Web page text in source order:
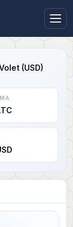
(USD)